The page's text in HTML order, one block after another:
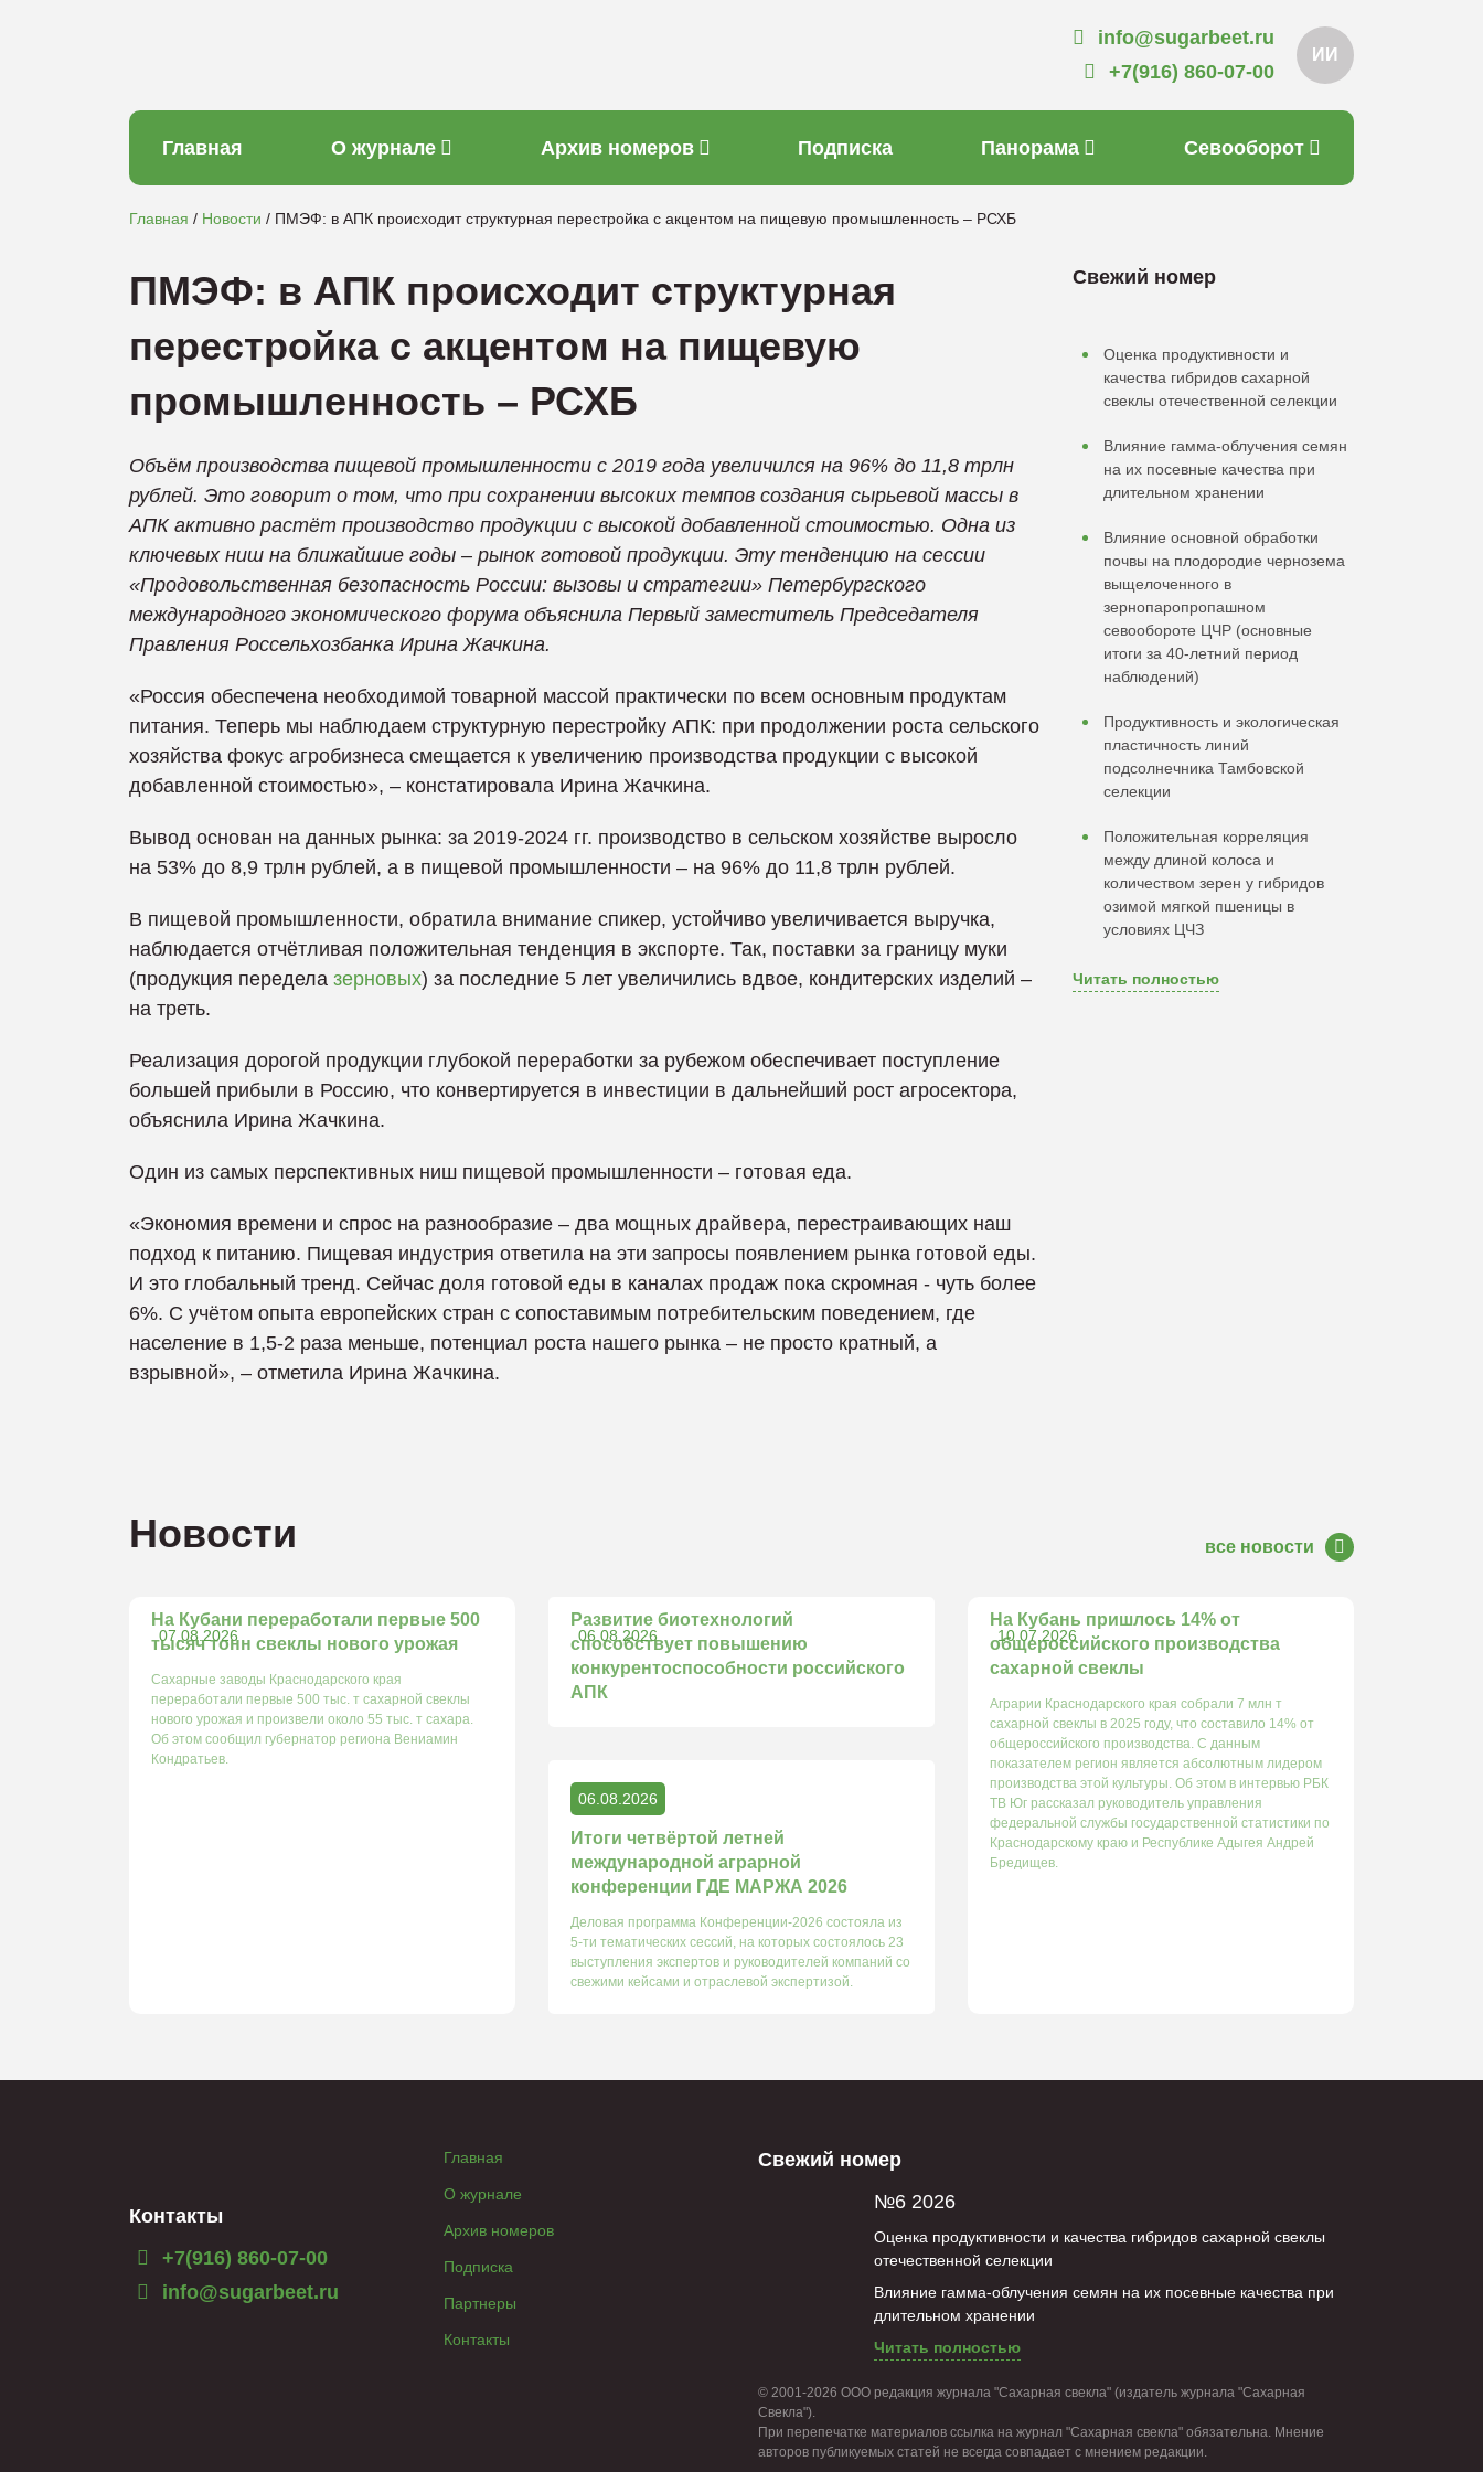
info@sugarbeet.ru
+7(916) 860-07-00
ИИ
Главная О журнале Архив номеров Подписка Панорама Севооборот
Главная Новости ПМЭФ: в АПК происходит структурная перестройка с акцентом на пищевую промышленность – РСХБ
ПМЭФ: в АПК происходит структурная
перестройка с акцентом на пищевую
промышленность – РСХБ
Объём производства пищевой промышленности с 2019 года увеличился на 96% до 11,8 трлн
рублей. Это говорит о том, что при сохранении высоких темпов создания сырьевой массы в
АПК активно растёт производство продукции с высокой добавленной стоимостью. Одна из
ключевых ниш на ближайшие годы – рынок готовой продукции. Эту тенденцию на сессии
«Продовольственная безопасность России: вызовы и стратегии» Петербургского
международного экономического форума объяснила Первый заместитель Председателя
Правления Россельхозбанка Ирина Жачкина.
«Россия обеспечена необходимой товарной массой практически по всем основным продуктам
питания. Теперь мы наблюдаем структурную перестройку АПК: при продолжении роста сельского
хозяйства фокус агробизнеса смещается к увеличению производства продукции с высокой
добавленной стоимостью», – констатировала Ирина Жачкина.
Вывод основан на данных рынка: за 2019-2024 гг. производство в сельском хозяйстве выросло
на 53% до 8,9 трлн рублей, а в пищевой промышленности – на 96% до 11,8 трлн рублей.
В пищевой промышленности, обратила внимание спикер, устойчиво увеличивается выручка,
наблюдается отчётливая положительная тенденция в экспорте. Так, поставки за границу муки
(продукция передела зерновых) за последние 5 лет увеличились вдвое, кондитерских изделий –
на треть.
Реализация дорогой продукции глубокой переработки за рубежом обеспечивает поступление
большей прибыли в Россию, что конвертируется в инвестиции в дальнейший рост агросектора,
объяснила Ирина Жачкина.
Один из самых перспективных ниш пищевой промышленности – готовая еда.
«Экономия времени и спрос на разнообразие – два мощных драйвера, перестраивающих наш
подход к питанию. Пищевая индустрия ответила на эти запросы появлением рынка готовой еды.
И это глобальный тренд. Сейчас доля готовой еды в каналах продаж пока скромная - чуть более
6%. С учётом опыта европейских стран с сопоставимым потребительским поведением, где
население в 1,5-2 раза меньше, потенциал роста нашего рынка – не просто кратный, а
взрывной», – отметила Ирина Жачкина.
Свежий номер
Оценка продуктивности и
качества гибридов сахарной
свеклы отечественной селекции
Влияние гамма-облучения семян
на их посевные качества при
длительном хранении
Влияние основной обработки
почвы на плодородие чернозема
выщелоченного в
зернопаропропашном
севообороте ЦЧР (основные
итоги за 40-летний период
наблюдений)
Продуктивность и экологическая
пластичность линий
подсолнечника Тамбовской
селекции
Положительная корреляция
между длиной колоса и
количеством зерен у гибридов
озимой мягкой пшеницы в
условиях ЦЧЗ
Читать полностью
Новости все новости
07.08.2026
На Кубани переработали первые 500
тысяч тонн свеклы нового урожая
Сахарные заводы Краснодарского края
переработали первые 500 тыс. т сахарной свеклы
нового урожая и произвели около 55 тыс. т сахара.
Об этом сообщил губернатор региона Вениамин
Кондратьев.
06.08.2026
Развитие биотехнологий
способствует повышению
конкурентоспособности российского
АПК
06.08.2026
Итоги четвёртой летней
международной аграрной
конференции ГДЕ МАРЖА 2026
Деловая программа Конференции-2026 состояла из
5-ти тематических сессий, на которых состоялось 23
выступления экспертов и руководителей компаний со
свежими кейсами и отраслевой экспертизой.
10.07.2026
На Кубань пришлось 14% от
общероссийского производства
сахарной свеклы
Аграрии Краснодарского края собрали 7 млн т
сахарной свеклы в 2025 году, что составило 14% от
общероссийского производства. С данным
показателем регион является абсолютным лидером
производства этой культуры. Об этом в интервью РБК
ТВ Юг рассказал руководитель управления
федеральной службы государственной статистики по
Краснодарскому краю и Республике Адыгея Андрей
Бредищев.
Контакты
+7(916) 860-07-00
info@sugarbeet.ru
Главная
О журнале
Архив номеров
Подписка
Партнеры
Контакты
Свежий номер
№6 2026
Оценка продуктивности и качества гибридов сахарной свеклы
отечественной селекции
Влияние гамма-облучения семян на их посевные качества при
длительном хранении
Читать полностью
© 2001-2026 ООО редакция журнала "Сахарная свекла" (издатель журнала "Сахарная
Свекла").
При перепечатке материалов ссылка на журнал "Сахарная свекла" обязательна. Мнение
авторов публикуемых статей не всегда совпадает с мнением редакции.